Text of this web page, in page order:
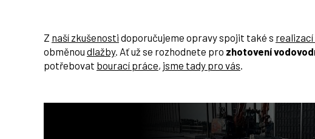
Z naší zkušenosti doporučujeme opravy spojit také s
obměnou dlažby. Ať už se rozhodnete pro zhotovení
potřebovat bourací práce, jsme tady pro vás.